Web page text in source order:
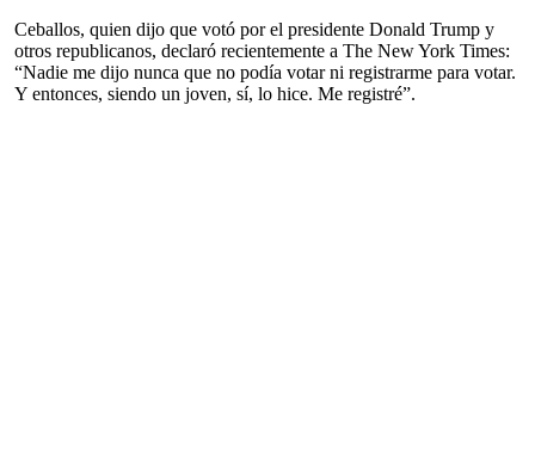
Ceballos, quien dijo que votó por el presidente Donald Trump y
otros republicanos, declaró recientemente a The New York Times:
“Nadie me dijo nunca que no podía votar ni registrarme para votar.
Y entonces, siendo un joven, sí, lo hice. Me registré”.